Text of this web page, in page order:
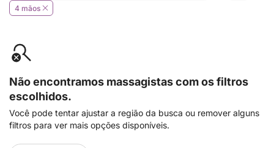
4 mãos
Não encontramos massagistas com os filtros
escolhidos.
Você pode tentar ajustar a região da busca ou remover alguns
filtros para ver mais opções disponíveis.